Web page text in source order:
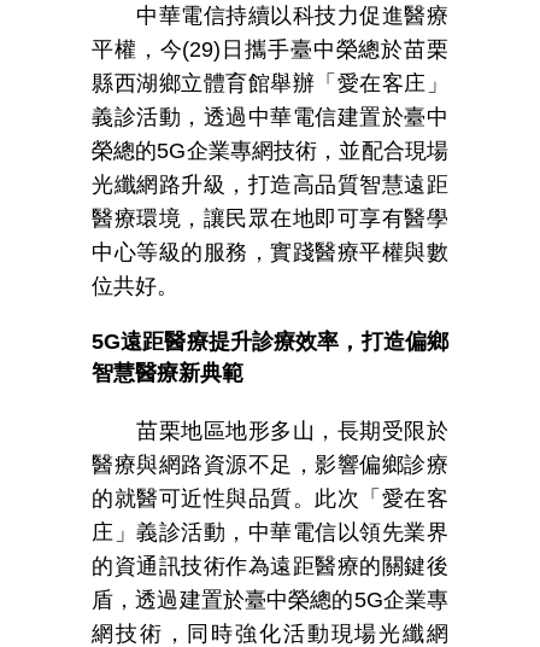
中華電信持續以科技力促進醫療
平權，今(29) 日攜手臺中榮總於苗栗
縣西湖鄉立體育館舉辦「愛在客庄」
義診活動，透過中華電信建置於臺中
榮總的5G企業專網技術，並配合現場
光纖網路升級，打造高品質智慧遠距
醫療環境，讓民眾在地即可享有醫學
中心等級的服務，實踐醫療平權與數
位共好。
5G遠距醫療提升診療效率，打造偏鄉
智慧醫療新典範
苗栗地區地形多山，長期受限於
醫療與網路資源不足，影響偏鄉診療
的就醫可近性與品質。此次「愛在客
庄」義診活動，中華電信以領先業界
的資通訊技術作為遠距醫療的關鍵後
盾，透過建置於臺中榮總的5G企業專
網技術，同時強化活動現場光纖網